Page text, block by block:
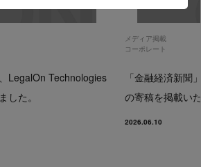
LegalOn Technologies
した。
メディア掲載
コーポレート
「金融経済新聞
の寄稿を掲載い
2026.06.10